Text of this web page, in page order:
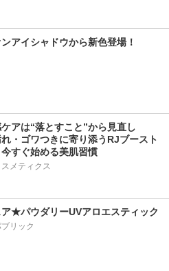
アイシャドウから新色登場！
ケアは“落とすこと”から見直し
・ゴワつきに寄り添うRJブースト
すぐ始める美肌習慣
メティクス
★パウダリーUVアロエスティック
リック